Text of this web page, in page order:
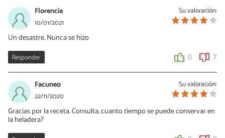
08/08/2023
El clásico, medio tarde la respuesta pero espero que les sirva a
otros!
Su valoración:
Florencia
10/01/2021
Un desastre. Nunca se hizo
Responder 0 7
Su valoración:
Facuneo
22/11/2020
Gracias por la receta. Consulta, cuanto tiempo se puede conservar en
la heladera?